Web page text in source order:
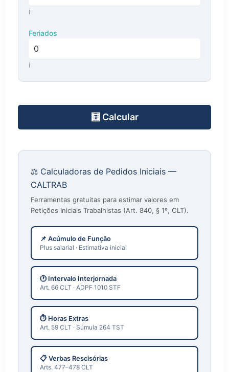
ℹ️
Feriados
Tempo suprimido em minutos para feriados
ℹ️
🧮 Calcular
⚖️ Calculadoras de Pedidos Iniciais —
CALTRAB
Ferramentas gratuitas para estimar valores em
Petições Iniciais Trabalhistas (Art. 840, § 1º, CLT).
📌 Acúmulo de Função
Plus salarial · Estimativa inicial
🕐 Intervalo Interjornada
Art. 66 CLT · ADPF 1010 STF
⏱️ Horas Extras
Art. 59 CLT · Súmula 264 TST
📋 Verbas Rescisórias
Arts. 477–478 CLT